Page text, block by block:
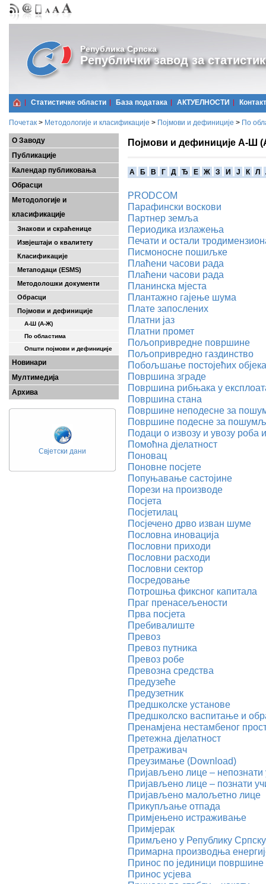
Република Српска
Републички завод за
Статистичке области Базa података АКТУЕЛНОСТИ Контакт
Почетак > Методологије и класификације > Појмови и дефиниције > По
О Заводу
Публикације
Календар публиковања
Обрасци
Методологије и
класификације
Знакови и скраћенице
Извјештаји о квалитету
Класификације
Метаподаци (ESMS)
Методолошки документи
Обрасци
Појмови и дефиниције
А-Ш (A-Ж)
По областима
Општи појмови и дефиниције
Новинари
Мултимедија
Архива
Свјетски дани
Појмови и дефиниције А-Ш
A Б В Г Д Ђ Е Ж З И Ј К Л
PRODCOM
Парафински воскови
Партнер земља
Периодика излажења
Печати и остали
Писмоносне пошиљке
Плаћени часови рада
Плаћени часови рада
Планинска мјеста
Плантажно гајење шума
Плате запослених
Платни јаз
Платни промет
Пољопривредне површине
Пољопривредно газдинство
Побољшање постојећих
Површина зграде
Површина рибњака у
Површина стана
Површине неподесне за
Површине подесне за
Подаци о извозу и увозу роба
Помоћна дјелатност
Поновац
Поновне посјете
Попуњавање састојине
Порези на производе
Посјета
Посјетилац
Посјечено дрво изван шуме
Пословна иновација
Пословни приходи
Пословни расходи
Пословни сектор
Посредовање
Потрошња фиксног капитала
Праг пренасељености
Прва посјета
Пребивалиште
Превоз
Превоз путника
Превоз робе
Превозна средства
Предузеће
Предузетник
Предшколске установе
Предшколско васпитање и
Пренамјена нестамбеног
Претежна дјелатност
Претраживач
Преузимање (Download)
Пријављено лице – непознати
Пријављено лице – познати
Пријављено малољетно лице
Прикупљање отпада
Примјењено истраживање
Примјерак
Примљено у Републику
Примарна производња
Принос по јединици површине
Принос усјева